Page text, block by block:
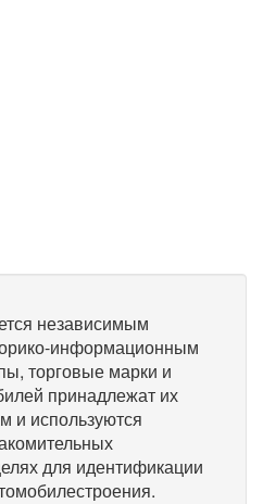
независимым
информационным
торговые марки и
принадлежат их
и используются
для идентификации